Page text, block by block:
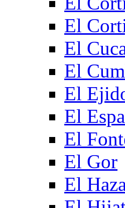
El
El
El
El
El
El
El Gor
El